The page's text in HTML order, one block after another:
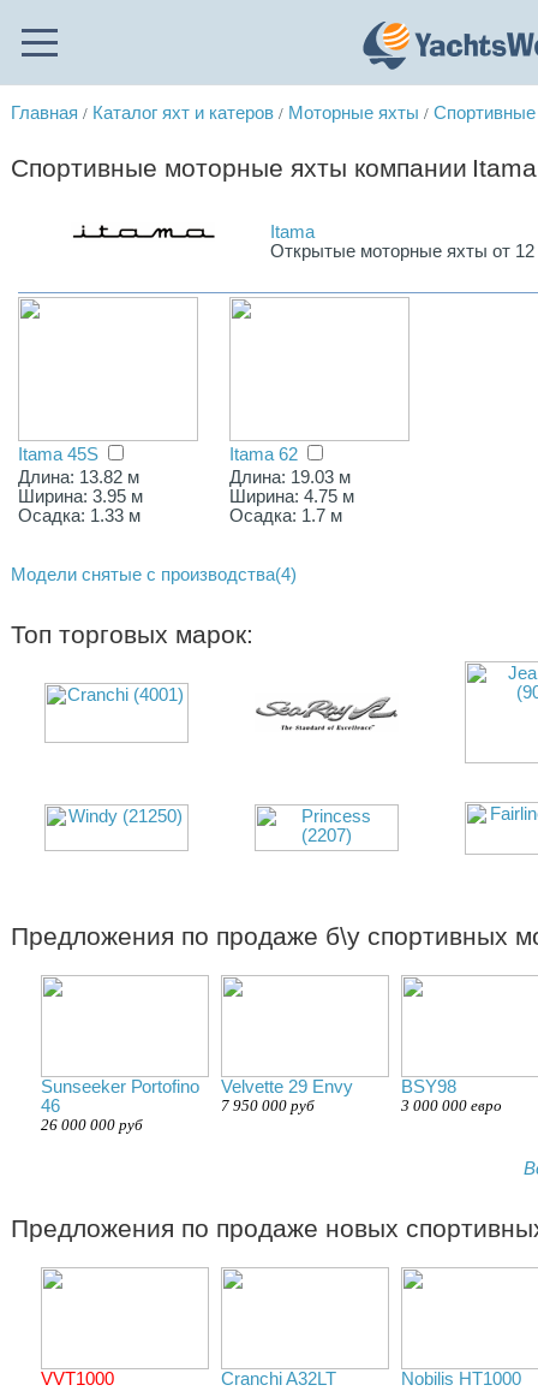
Главная / Каталог яхт и катеров / Моторные яхты /
Спортивные моторные яхты компании Itama
Itama
Открытые моторные яхты от 12
Itama 45S
Длина: 13.82 м
Ширина: 3.95 м
Осадка: 1.33 м
Itama 62
Длина: 19.03 м
Ширина: 4.75 м
Осадка: 1.7 м
Модели снятые с производства(4)
Топ торговых марок:
Предложения по продаже б\у спортивных
Sunsееkеr Роrtofinо
46
26 000 000 руб
Velvette 29 Envy
7 950 000 руб
BSY98
3 000 000 евро
Предложения по продаже новых
VVT1000 Cranchi A32LT Nobilis НТ1000